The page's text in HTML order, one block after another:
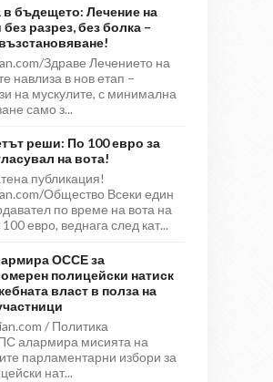
в бъдещето: Лечение на
разрез, без болка –
Здраве Лечението на
навлиза в нов етап –
на мускулите, с минимална
само з...
реши: По 100 евро за
на вота!
публикация!
Общество Всеки един
по време на вота на
евро, веднага след кат...
ОССЕ за
полицейски натиск
власт в полза на
/ Политика
алармира мисията на
парламентарни избори за
нат...